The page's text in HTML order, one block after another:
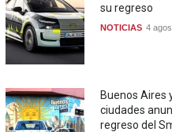
su regreso
NOTICIAS 4
Buenos Aires
ciudades
regreso del